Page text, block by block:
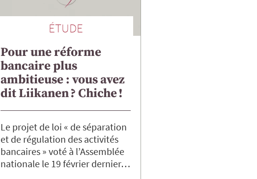
ÉTUDE
Pour une réforme
bancaire plus
ambitieuse : vous avez
dit Liikanen ? Chiche !
Le projet de loi « de séparation
et de régulation des activités
bancaires » voté à l’Assemblée
nationale le 19 février dernier…